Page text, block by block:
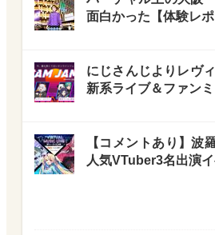
面白かった【体験レポ
にじさんじよりレヴ
新系ライブ＆ファン
【コメントあり】波
人気VTuber3名出演